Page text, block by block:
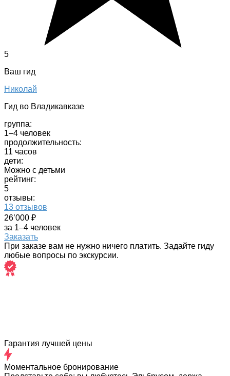
5
Ваш гид
Николай
Гид во Владикавказе
группа:
1–4 человек
продолжительность:
11 часов
дети:
Можно с детьми
рейтинг:
5
отзывы:
13 отзывов
26’000 ₽
за 1–4 человек
Заказать
При заказе вам не нужно ничего платить. Задайте гиду
любые вопросы по экскурсии.
Гарантия лучшей цены
Моментальное бронирование